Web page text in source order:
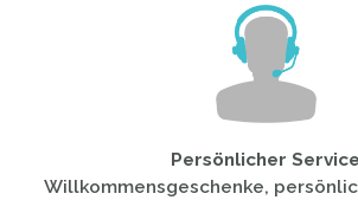
Persönlicher Service
Willkommensgeschenke,